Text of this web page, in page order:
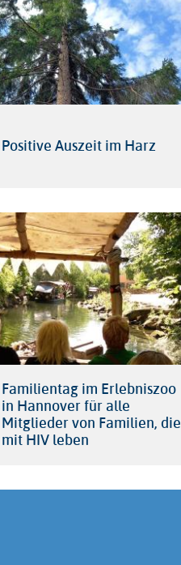
Positive Auszeit im Harz
Familientag im Erlebniszoo
in Hannover für alle
Mitglieder von Familien, die
mit HIV leben